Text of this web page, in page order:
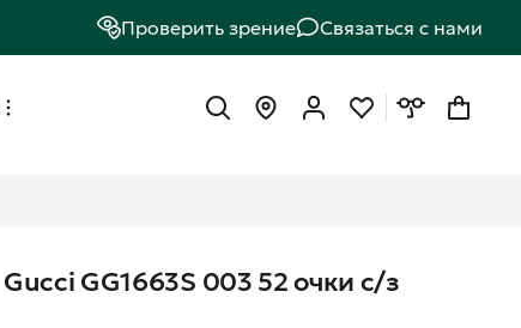
Проверить зрение Связаться с нами
Gucci GG1663S 003 52 очки с/з